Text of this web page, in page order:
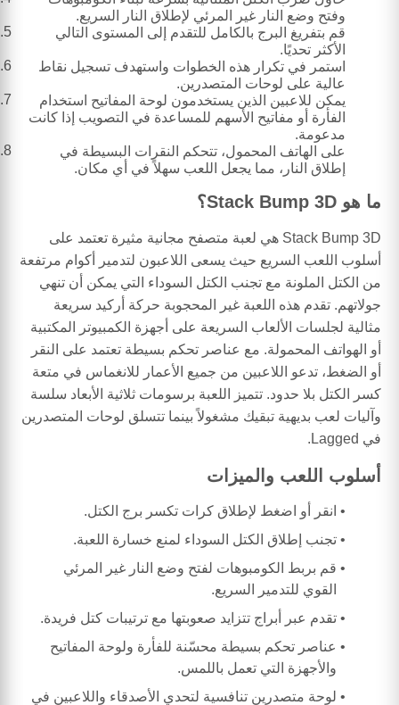
وفتح وضع النار غير المرئي لإطلاق النار السريع.
قم بتفريغ البرج بالكامل للتقدم إلى المستوى التالي
الأكثر تحديًا.
استمر في تكرار هذه الخطوات واستهدف تسجيل نقاط
عالية على لوحات المتصدرين.
يمكن للاعبين الذين يستخدمون لوحة المفاتيح استخدام
الفأرة أو مفاتيح الأسهم للمساعدة في التصويب إذا كانت
مدعومة.
على الهاتف المحمول، تتحكم النقرات البسيطة في
إطلاق النار، مما يجعل اللعب سهلاً في أي مكان.
ما هو Stack Bump 3D؟
Stack Bump 3D هي لعبة متصفح مجانية مثيرة تعتمد على
أسلوب اللعب السريع حيث يسعى اللاعبون لتدمير أكوام مرتفعة
من الكتل الملونة مع تجنب الكتل السوداء التي يمكن أن تنهي
جولاتهم. تقدم هذه اللعبة غير المحجوبة حركة أركيد سريعة
مثالية لجلسات الألعاب السريعة على أجهزة الكمبيوتر المكتبية
أو الهواتف المحمولة. مع عناصر تحكم بسيطة تعتمد على النقر
أو الضغط، تدعو اللاعبين من جميع الأعمار للانغماس في متعة
كسر الكتل بلا حدود. تتميز اللعبة برسومات ثلاثية الأبعاد سلسة
وآليات لعب بديهية تبقيك مشغولاً بينما تتسلق لوحات المتصدرين
في Lagged.
أسلوب اللعب والميزات
انقر أو اضغط لإطلاق كرات تكسر برج الكتل.
تجنب إطلاق الكتل السوداء لمنع خسارة اللعبة.
قم بربط الكومبوهات لفتح وضع النار غير المرئي
القوي للتدمير السريع.
تقدم عبر أبراج تتزايد صعوبتها مع ترتيبات كتل فريدة.
عناصر تحكم بسيطة محسّنة للفأرة ولوحة المفاتيح
والأجهزة التي تعمل باللمس.
لوحة متصدرين تنافسية لتحدي الأصدقاء واللاعبين في